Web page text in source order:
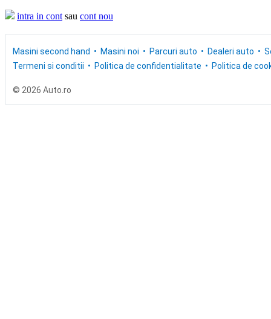
intra in cont sau cont nou
Masini second hand Masini noi Parcuri auto Dealeri auto
Termeni si conditii
Politica de confidentialitate Politica de
© 2026 Auto.ro